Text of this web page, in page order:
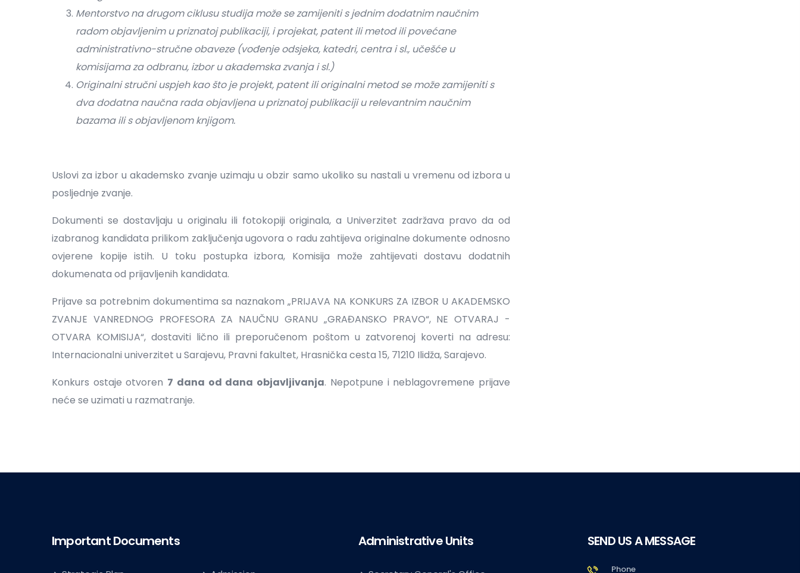
Mentorstvo na drugom ciklusu studija može se zamijeniti s jednim dodatnim naučnim
radom objavljenim u priznatoj publikaciji, i projekat, patent ili metod ili povećane
administrativno-stručne obaveze (vođenje odsjeka, katedri, centra i sl., učešće u
komisijama za odbranu, izbor u akademska zvanja i sl.)
Originalni stručni uspjeh kao što je projekt, patent ili originalni metod se može zamijeniti s
dva dodatna naučna rada objavljena u priznatoj publikaciji u relevantnim naučnim
bazama ili s objavljenom knjigom.
Uslovi za izbor u akademsko zvanje uzimaju u obzir samo ukoliko su nastali u vremenu od izbora u
posljednje zvanje.
Dokumenti se dostavljaju u originalu ili fotokopiji originala, a Univerzitet zadržava pravo da od
izabranog kandidata prilikom zaključenja ugovora o radu zahtijeva originalne dokumente odnosno
ovjerene kopije istih. U toku postupka izbora, Komisija može zahtijevati dostavu dodatnih
dokumenata od prijavljenih kandidata.
Prijave sa potrebnim dokumentima sa naznakom „PRIJAVA NA KONKURS ZA IZBOR U AKADEMSKO
ZVANJE VANREDNOG PROFESORA ZA NAUČNU GRANU „GRAĐANSKO PRAVO“, NE OTVARAJ -
OTVARA KOMISIJA“, dostaviti lično ili preporučenom poštom u zatvorenoj koverti na adresu:
Internacionalni univerzitet u Sarajevu, Pravni fakultet, Hrasnička cesta 15, 71210 Ilidža, Sarajevo.
Konkurs ostaje otvoren 7 dana od dana objavljivanja. Nepotpune i neblagovremene prijave
neće se uzimati u razmatranje.
Important Documents Administrative Units SEND US A MESSAGE
Phone